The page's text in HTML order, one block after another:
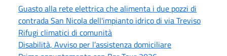
Guasto alla rete elettrica che alimenta i due pozzi di
contrada San Nicola dell'impianto idrico di via Treviso
Rifugi climatici di comunità
Disabilità, Avviso per l’assistenza domiciliare